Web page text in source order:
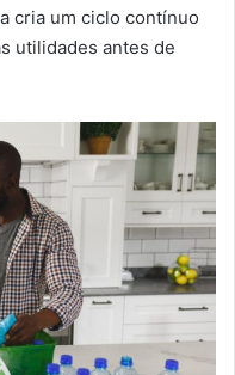
cria um ciclo contínuo
utilidades antes de